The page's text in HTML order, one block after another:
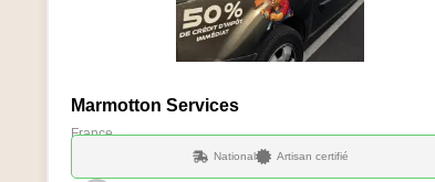
Marmotton Services
France
National Artisan certifié